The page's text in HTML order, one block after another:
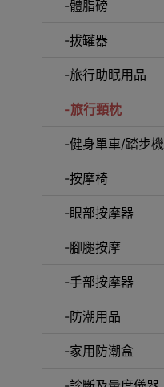
-體脂磅
-拔罐器
-旅行助眠用品
-旅行頸枕
-健身單車/踏步機
-按摩椅
-眼部按摩器
-腳腿按摩
-手部按摩器
-防潮用品
-家用防潮盒